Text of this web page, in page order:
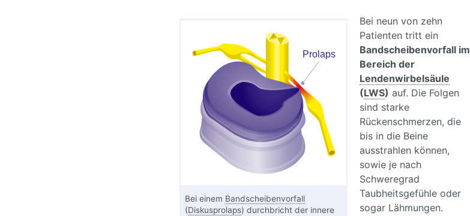
Bei einem Bandscheibenvorfall
(Diskusprolaps) durchbricht der innere
Bei neun von zehn
Patienten tritt ein
Bandscheibenvorfall im
Bereich der
Lendenwirbelsäule
(LWS) auf. Die Folgen
sind starke
Rückenschmerzen, die
bis in die Beine
ausstrahlen können,
sowie je nach
Schweregrad
Taubheitsgefühle oder
sogar Lähmungen.